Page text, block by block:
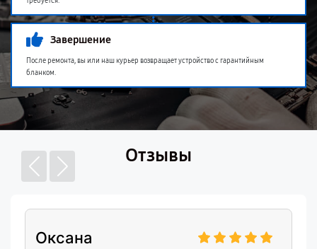
Завершение
После ремонта, вы или наш курьер возвращает устройство с гарантийным
бланком.
Отзывы
Оксана